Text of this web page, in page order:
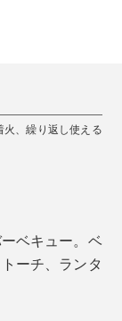
火、繰り返し使える
ベキュー。ベ
ーチ、ランタ